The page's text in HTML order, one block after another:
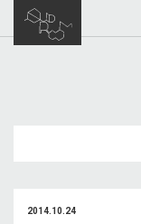
2014.10.24